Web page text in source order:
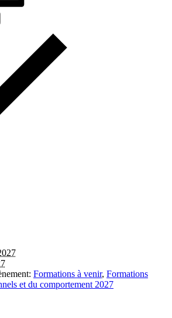
Formations à venir, Formations
et du comportement 2027